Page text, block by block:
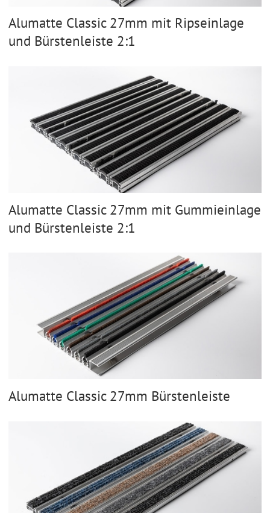
Alumatte Classic 27mm mit Ripseinlage
und Bürstenleiste 2:1
Alumatte Classic 27mm mit Gummieinlage
und Bürstenleiste 2:1
Alumatte Classic 27mm Bürstenleiste